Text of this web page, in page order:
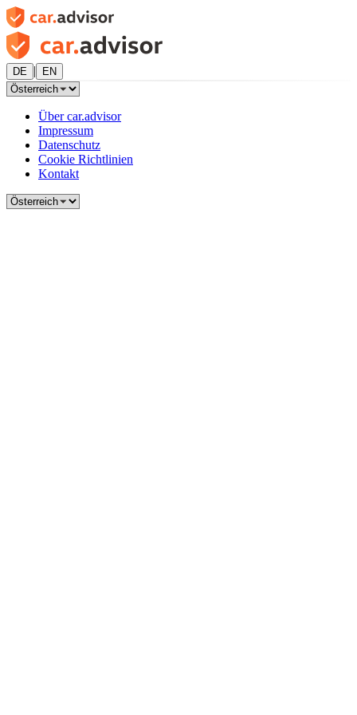
DE | EN
Über car.advisor
Impressum
Datenschutz
Cookie Richtlinien
Kontakt